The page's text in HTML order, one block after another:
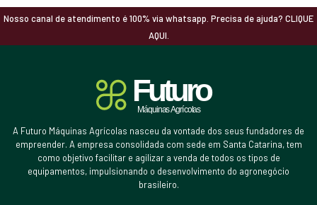
Nosso canal de atendimento é 100% via whatsapp. Precisa de ajuda? CLIQUE
AQUI.
A Futuro Máquinas Agrícolas nasceu da vontade dos seus fundadores de
empreender. A empresa consolidada com sede em Santa Catarina, tem
como objetivo facilitar e agilizar a venda de todos os tipos de
equipamentos, impulsionando o desenvolvimento do agronegócio
brasileiro.